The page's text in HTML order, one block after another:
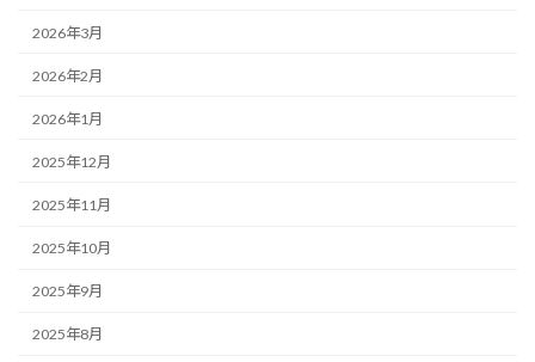
2026年3月
2026年2月
2026年1月
2025年12月
2025年11月
2025年10月
2025年9月
2025年8月